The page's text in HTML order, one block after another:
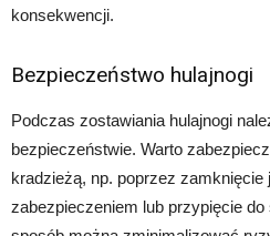
konsekwencji.
Bezpieczeństwo hulajnogi
Podczas zostawiania hulajnogi
bezpieczeństwie. Warto
kradzieżą, np. poprzez zamknięcie
zabezpieczeniem lub przypięcie do